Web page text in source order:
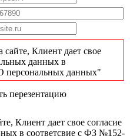
Клиент дает свое
данных в
персональных данных"
перезентацию
Клиент дает свое согласие
в соответсвие с ФЗ №152-